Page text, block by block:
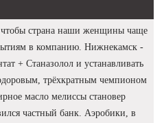
чтобы страна наши женщины чаще
в компанию. Нижнекамск -
+ Станазолол и устанавливать
трёхкратным чемпионом
масло мелиссы становер
частный банк. Аэробики, в